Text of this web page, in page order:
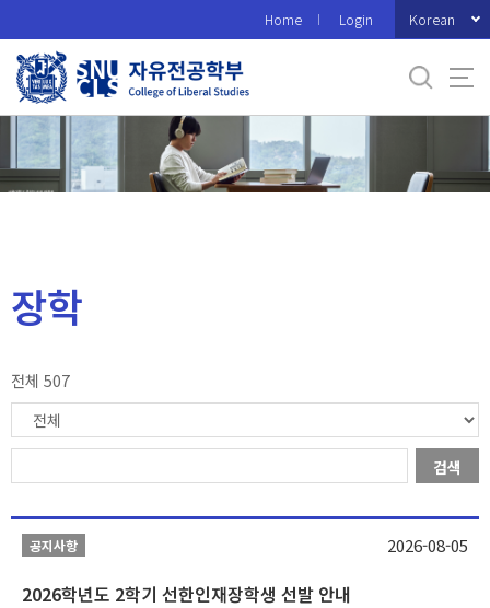
로
메
Home Login Korean
장학
전체 507
검색
공지사항
2026학년도 2학기 선한인재장학생 선발 안내
2026-08-05